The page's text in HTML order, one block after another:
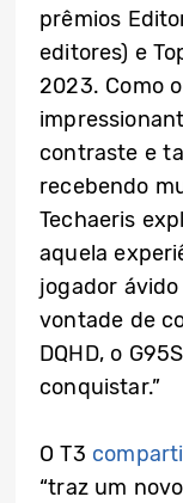
prêmios
editores) e
2023. Como
contraste e
recebendo
Techaeris
aquela
jogador
vontade de
DQHD, o
conquistar.”
O T3
“traz um